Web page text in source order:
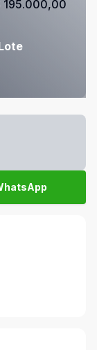
195.000,00